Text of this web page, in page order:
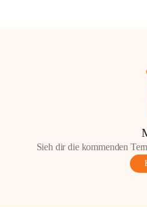
Sieh dir die kommenden